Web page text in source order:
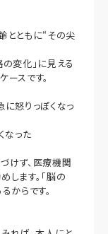
とともに“その尖
変化」に見える
スです。
に怒りっぽくなっ
なった
けず、医療機関
します。「脳の
からです。